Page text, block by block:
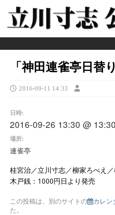
「神田連雀亭日替
2016-09-11 14:33
日時:
2016-09-26 13:30 @
場所:
連雀亭
桂宮治／立川寸志／柳家ろべえ
木戸銭：1000円日より発売
この投稿は、別のサイトの カレン
た。